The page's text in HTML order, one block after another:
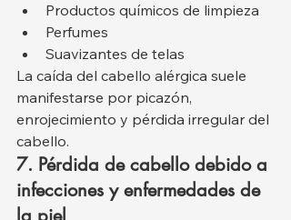
Productos químicos de limpieza
Perfumes
Suavizantes de telas
La caída del cabello alérgica suele
manifestarse por picazón,
enrojecimiento y pérdida irregular del
cabello.
7. Pérdida de cabello debido a
infecciones y enfermedades de